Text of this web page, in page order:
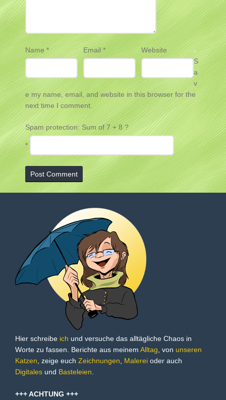
Name* Email *
Website
S
a
v
e my name, email, and website in this browser for the
next time I comment.
Spam protection: Sum of 7 + 8 ?
*
Hier schreibe ich und versuche das alltägliche Chaos in
Worte zu fassen. Berichte aus meinem Alltag , von unseren
Katzen , zeige euch Zeichnungen Malerei oder auch
Digitales und Basteleien
+++ ACHTUNG +++